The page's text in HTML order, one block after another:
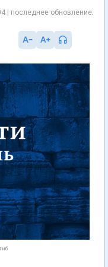
| последнее обновление: